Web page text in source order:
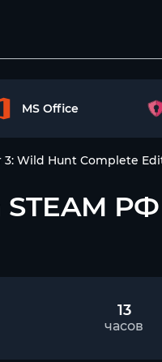
MS Office
Wild Hunt Complete
13
часов